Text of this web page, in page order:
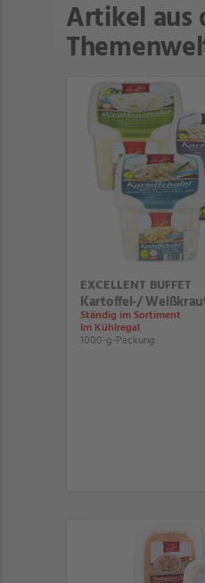
Artikel aus
EXCELLENT BUFFET
Kartoffel-/
Ständig im Sortiment
Im Kühlregal
1000-g-Packung